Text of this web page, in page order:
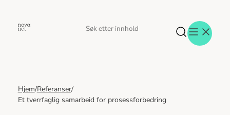
Aktuelt
Eventer
Søk
Søk
Hjem/Referanser/
Et tverrfaglig samarbeid for prosessforbedring